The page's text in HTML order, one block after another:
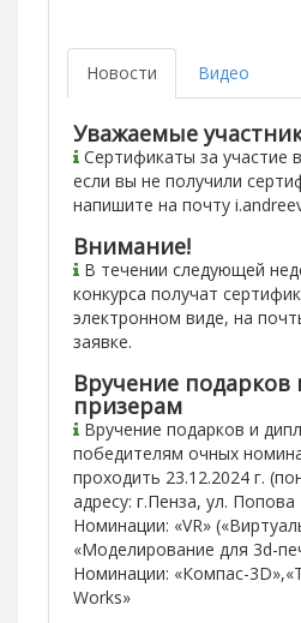
Новости Видео
Уважаемые
Сертификаты за участие
если вы не получили
напишите на почту
Внимание!
В течении следующей
конкурса получат
электронном виде, на
заявке.
Вручение
призерам
Вручение подарков и
победителям очных
проходить 23.12.2024 г.
адресу: г.Пенза, ул. Попова
Номинации: «VR»
«Моделирование для 3d-
Номинации: «Компас-
Works»